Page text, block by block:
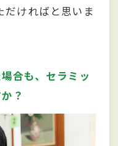
だければと思いま
合も、セラミッ
？